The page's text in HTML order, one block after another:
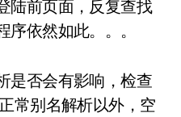
陆前页面，反复查找
依然如此。。。
否会有影响，检查
常别名解析以外，空